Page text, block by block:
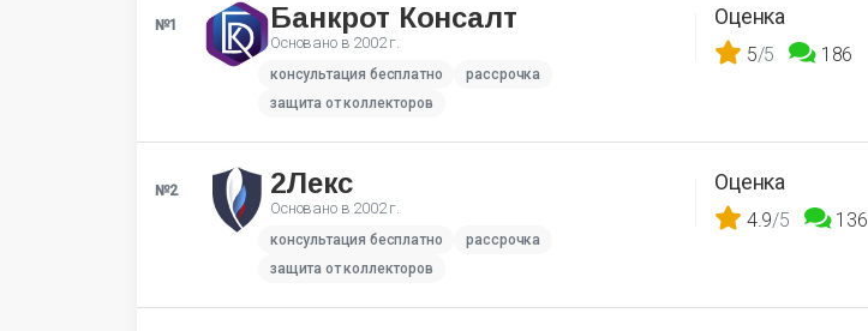
№1 Банкрот Консалт
Основано в 2002 г.
консультация бесплатно
рассрочка
защита от коллекторов
Оценка
5/5 186
№2 2Лекс
Основано в 2002 г.
консультация бесплатно
рассрочка
защита от коллекторов
Оценка
4.9/5 136